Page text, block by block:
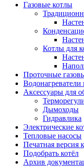
Газовые котлы
Котлы для
Проточные
Водонагреватели
Аксессуары для
Дымоходы
Гидравлика
Электрические
Тепловые насосы
Печатная версия
Подобрать котёл
Архив